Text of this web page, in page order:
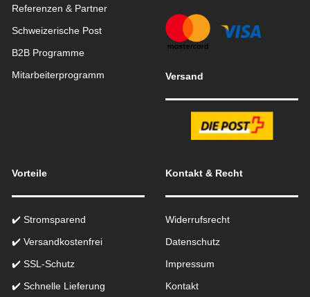
Referenzen & Partner
Schweizerische Post
B2B Programme
Mitarbeiterprogramm
Versand
Vorteile
✔️ Stromsparend
✔️ Versandkostenfrei
✔️ SSL-Schutz
✔️ Schnelle Lieferung
Kontakt & Recht
Widerrufsrecht
Datenschutz
Impressum
Kontakt